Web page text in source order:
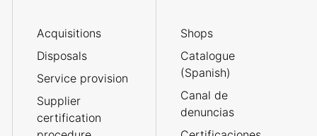
Acquisitions
Disposals
Service provision
Supplier
certification
Shops
Catalogue
(Spanish)
Canal de
denuncias